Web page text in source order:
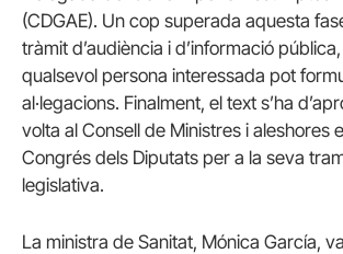
(CDGAE). Un cop superada aquesta
tràmit d’audiència i d’informació
qualsevol persona interessada pot
al·legacions. Finalment, el text s’ha
volta al Consell de Ministres i aleshores
Congrés dels Diputats per a la seva
legislativa.
La ministra de Sanitat, Mónica García,